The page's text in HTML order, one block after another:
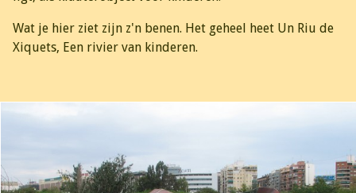
Wat je hier ziet zijn z'n benen. Het geheel heet Un Riu de
Xiquets, Een rivier van kinderen.